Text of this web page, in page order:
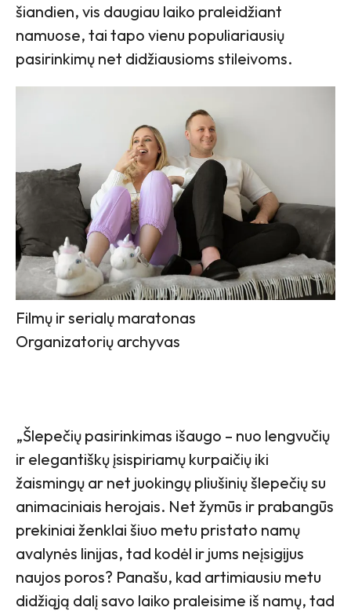
šiandien, vis daugiau laiko praleidžiant
namuose, tai tapo vienu populiariausių
pasirinkimų net didžiausioms stileivoms.
Filmų ir serialų maratonas
Organizatorių archyvas
„Šlepečių pasirinkimas išaugo – nuo lengvučių
ir elegantiškų įsispiriamų kurpaičių iki
žaismingų ar net juokingų pliušinių šlepečių su
animaciniais herojais. Net žymūs ir prabangūs
prekiniai ženklai šiuo metu pristato namų
avalynės linijas, tad kodėl ir jums neįsigijus
naujos poros? Panašu, kad artimiausiu metu
didžiąją dalį savo laiko praleisime iš namų, tad